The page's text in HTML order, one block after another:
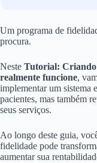
Um programa de
procura.
Neste Tutorial: Criando
realmente funcione,
implementar um sistema
pacientes, mas também
seus serviços.
Ao longo deste guia,
fidelidade pode
aumentar sua